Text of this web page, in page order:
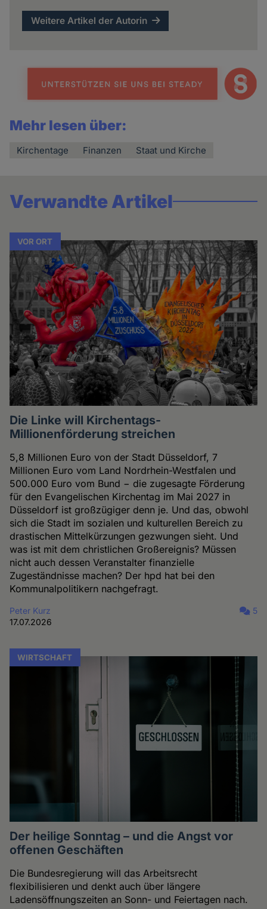
Weitere Artikel der Autorin
Mehr lesen über:
Kirchentage Finanzen Staat und Kirche
Verwandte Artikel
VOR ORT
Die Linke will Kirchentags-
Millionenförderung streichen
5,8 Millionen Euro von der Stadt Düsseldorf, 7
Millionen Euro vom Land Nordrhein-Westfalen und
500.000 Euro vom Bund − die zugesagte Förderung
für den Evangelischen Kirchentag im Mai 2027 in
Düsseldorf ist großzügiger denn je. Und das, obwohl
sich die Stadt im sozialen und kulturellen Bereich zu
drastischen Mittelkürzungen gezwungen sieht. Und
was ist mit dem christlichen Großereignis? Müssen
nicht auch dessen Veranstalter finanzielle
Zugeständnisse machen? Der hpd hat bei den
Kommunalpolitikern nachgefragt.
Peter Kurz
17.07.2026
5
WIRTSCHAFT
Der heilige Sonntag – und die Angst vor
offenen Geschäften
Die Bundesregierung will das Arbeitsrecht
flexibilisieren und denkt auch über längere
Ladensöffnungszeiten an Sonn- und Feiertagen nach.